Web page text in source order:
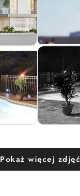
Pokaż więcej zdjęć